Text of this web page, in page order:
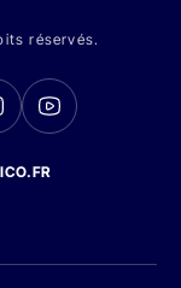
réservés.